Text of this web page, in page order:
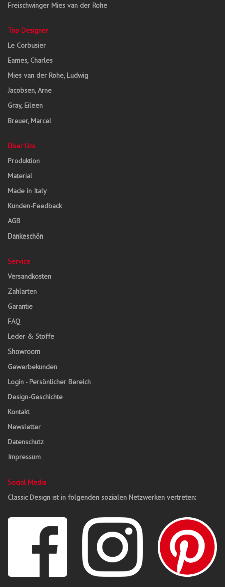
Freischwinger Mies van der Rohe
Top Designer
Le Corbusier
Eames, Charles
Mies van der Rohe, Ludwig
Jacobsen, Arne
Gray, Eileen
Breuer, Marcel
Über Uns
Produktion
Material
Made in Italy
Kunden-Feedback
AGB
Dankeschön
Service
Versandkosten
Zahlarten
Garantie
FAQ
Leder & Stoffe
Showroom
Gewerbekunden
Login - Persönlicher Bereich
Design-Geschichte
Kontakt
Newsletter
Datenschutz
Impressum
Social Media
Classic Design ist in folgenden sozialen Netzwerken vertreten: